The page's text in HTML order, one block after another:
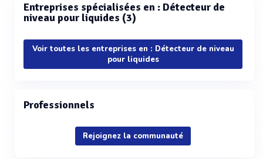
Entreprises spécialisées en : Détecteur de
niveau pour liquides (3)
Voir toutes les entreprises en : Détecteur de niveau
pour liquides
Professionnels
Rejoignez la communauté